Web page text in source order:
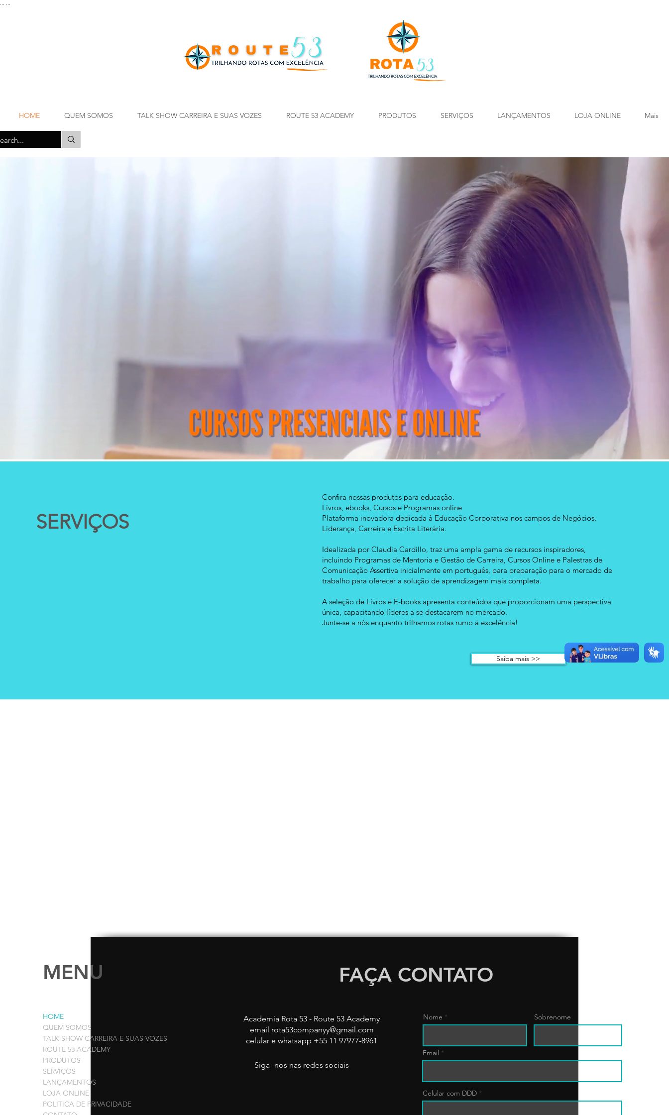
HOME QUEM SOMOS TALK SHOW CARREIRA E SUAS VOZES ROUTE 53 ACADEMY PRODUTOS SERVIÇOS LANÇAMENTOS LOJA ONLINE Mais
SERVIÇOS
Confira nossas produtos para educação.
Livros, ebooks, Cursos e Programas online
Plataforma inovadora dedicada à Educação Corporativa nos campos de Negócios,
Liderança, Carreira e Escrita Literária.
Idealizada por Claudia Cardillo, traz uma ampla gama de recursos inspiradores,
incluindo Programas de Mentoria e Gestão de Carreira, Cursos Online e Palestras de
Comunicação Assertiva inicialmente em português, para preparação para o mercado de
trabalho para oferecer a solução de aprendizagem mais completa.
A seleção de Livros e E-books apresenta conteúdos que proporcionam uma perspectiva
única, capacitando líderes a se destacarem no mercado.
Junte-se a nós enquanto trilhamos rotas rumo à excelência!
Saiba mais >>
MENU FAÇA CONTATO
HOME
QUEM SOMOS
TALK SHOW CARREIRA E SUAS VOZES
ROUTE 53 ACADEMY
PRODUTOS
SERVIÇOS
LANÇAMENTOS
LOJA ONLINE
POLITICA DE PRIVACIDADE
Academia Rota 53 - Route 53 Academy
email rota53companyy@gmail.com
celular e whatsapp +55 11 97977-8961
Siga -nos nas redes sociais
Nome Sobrenome
Email
Celular com DDD